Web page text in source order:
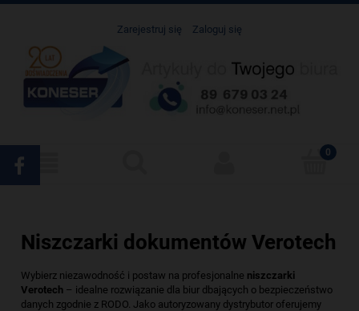
Zarejestruj się Zaloguj się
Niszczarki dokumentów Verotech
Wybierz niezawodność i postaw na profesjonalne niszczarki
Verotech – idealne rozwiązanie dla biur dbających o bezpieczeństwo
danych zgodnie z RODO. Jako autoryzowany dystrybutor oferujemy